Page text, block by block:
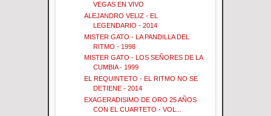
VEGAS EN VIVO
ALEJANDRO VELIZ - EL
LEGENDARIO - 2014
MISTER GATO - LA PANDILLA DEL
RITMO - 1998
MISTER GATO - LOS SEÑORES DE LA
CUMBIA - 1999
EL REQUINTETO - EL RITMO NO SE
DETIENE - 2014
EXAGERADISIMO DE ORO 25 AÑOS
CON EL CUARTETO - VOL...